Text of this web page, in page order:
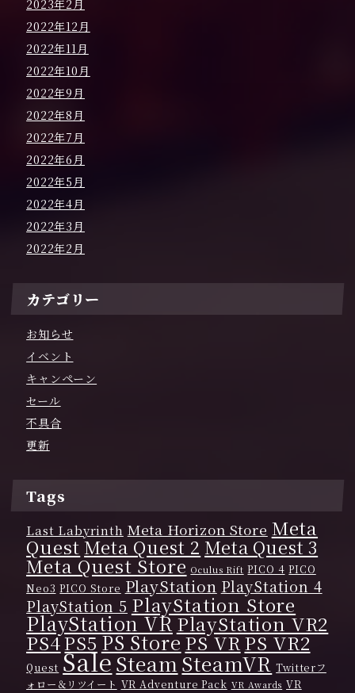
2023年2月
2022年12月
2022年11月
2022年10月
2022年9月
2022年8月
2022年7月
2022年6月
2022年5月
2022年4月
2022年3月
2022年2月
カテゴリー
お知らせ
イベント
キャンペーン
セール
不具合
更新
Tags
Last Labyrinth Meta Horizon Store Meta
QuestMeta Quest 2 Meta Quest 3
Meta Quest Store Oculus Rift PICO 4 PICO
Neo3 PICO Store PlayStation PlayStation 4
PlayStation 5 PlayStation Store
PlayStation VRPlayStation VR2
PS4PS5PS StorePS VRPS VR2
Quest SaleSteam SteamVR Twitterフ
ォロー＆リツイート VR Adventure Pack VR Awards VR